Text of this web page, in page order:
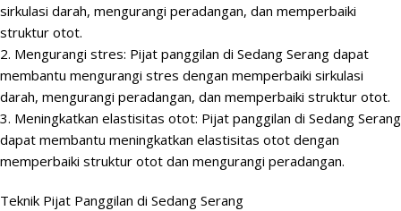
sirkulasi darah, mengurangi peradangan, dan memperbaiki
struktur otot.
2. Mengurangi stres: Pijat panggilan di Sedang Serang dapat
membantu mengurangi stres dengan memperbaiki sirkulasi
darah, mengurangi peradangan, dan memperbaiki struktur otot.
3. Meningkatkan elastisitas otot: Pijat panggilan di Sedang Serang
dapat membantu meningkatkan elastisitas otot dengan
memperbaiki struktur otot dan mengurangi peradangan.
Teknik Pijat Panggilan di Sedang Serang